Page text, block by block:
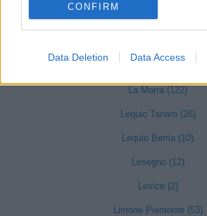
CONFIRM
Data Deletion Data Access
Guarene (95)
La Morra (122)
Lequio Tanaro (26)
Lequio Berria (10)
Lesegno (12)
Levice (2)
Limone Piemonte (53)